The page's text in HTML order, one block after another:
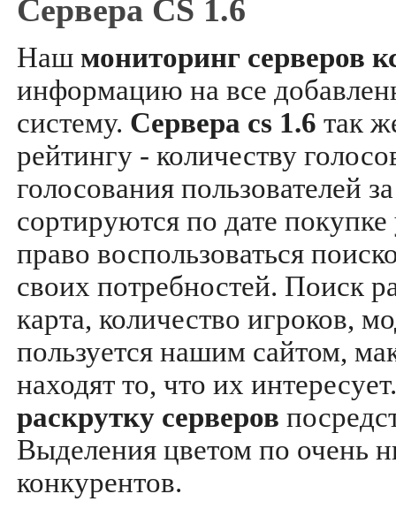
Сервера CS 1.6
Наш мониторинг серверов
информацию на все
систему. Сервера cs 1.6 так
рейтингу - количеству
голосования пользователей
сортируются по дате
право воспользоваться
своих потребностей. Поиск
карта, количество игроков,
пользуется нашим сайтом,
находят то, что их
раскрутку серверов
Выделения цветом по очень
конкурентов.